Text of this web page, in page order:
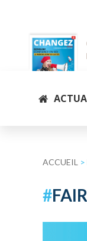
ACCUEIL >
#